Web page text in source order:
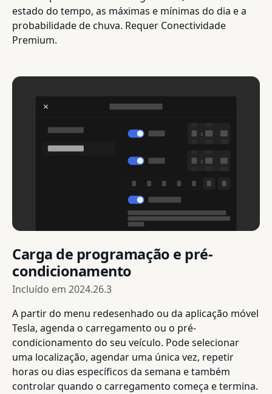
estado do tempo, as máximas e mínimas do dia e a
probabilidade de chuva. Requer Conectividade
Premium.
Carga de programação e pré-
condicionamento
Incluído em 2024.26.3
A partir do menu redesenhado ou da aplicação móvel
Tesla, agenda o carregamento ou o pré-
condicionamento do seu veículo. Pode selecionar
uma localização, agendar uma única vez, repetir
horas ou dias específicos da semana e também
controlar quando o carregamento começa e termina.